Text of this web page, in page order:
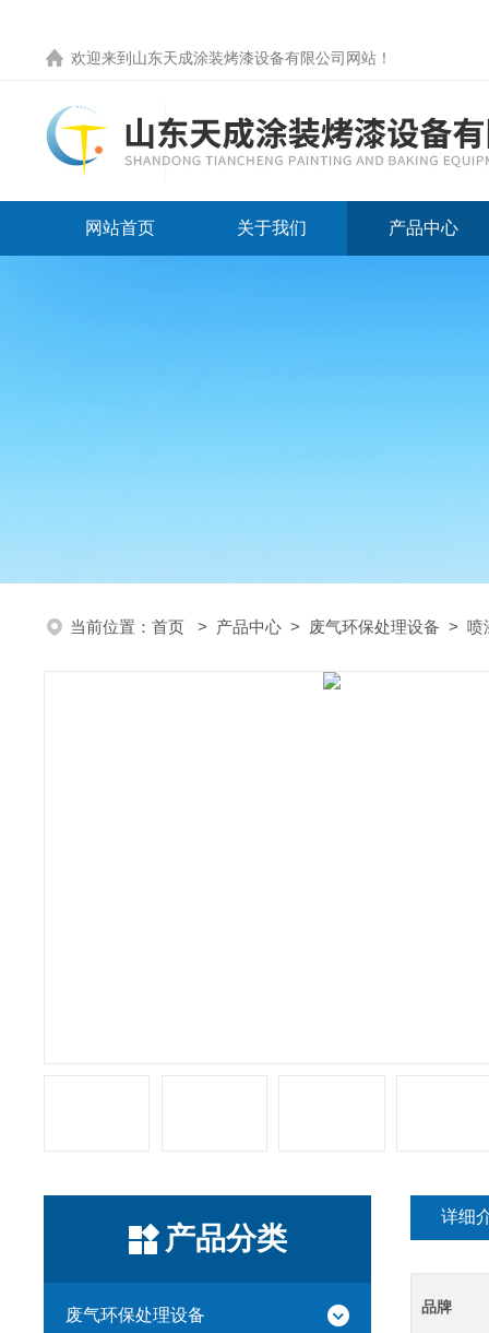
欢迎来到 山东天成涂装烤漆设备有限公司网站 ！
网站首页 关于我们 产品中心
当前位置： 首页 > 产品中心 > 废气环保处理设备 > 喷
产品分类
废气环保处理设备
详细
品牌